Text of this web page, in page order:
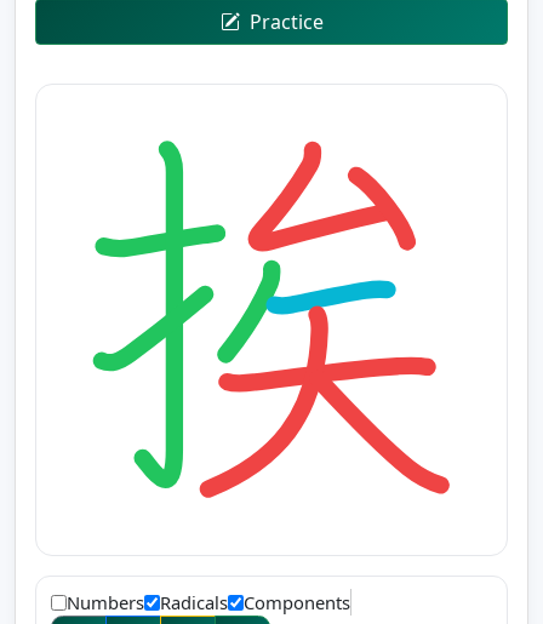
Practice
Numbers Radicals Components